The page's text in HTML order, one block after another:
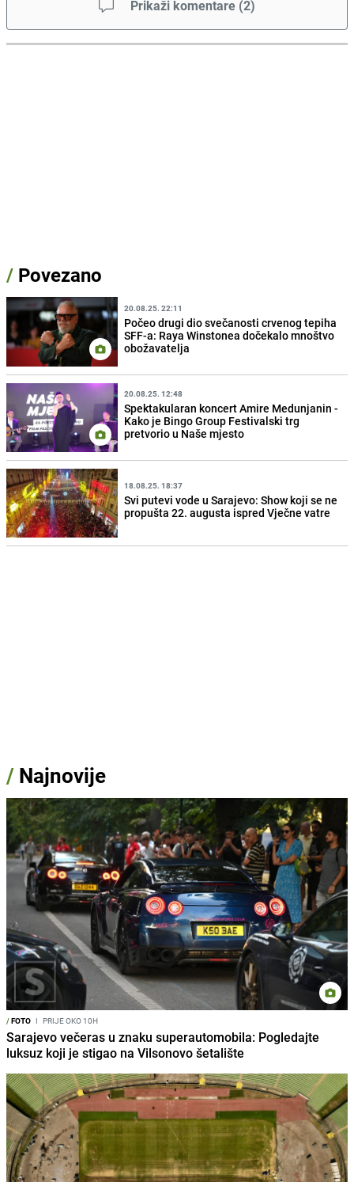
Prikaži komentare (2)
/ Povezano
20.08.25. 22:11
Počeo drugi dio svečanosti crvenog tepiha
SFF-a: Raya Winstonea dočekalo mnoštvo
obožavatelja
20.08.25. 12:48
Spektakularan koncert Amire Medunjanin -
Kako je Bingo Group Festivalski trg
pretvorio u Naše mjesto
18.08.25. 18:37
Svi putevi vode u Sarajevo: Show koji se ne
propušta 22. augusta ispred Vječne vatre
/ Najnovije
/FOTO I PRIJE OKO 10H
Sarajevo večeras u znaku superautomobila: Pogledajte
luksuz koji je stigao na Vilsonovo šetalište